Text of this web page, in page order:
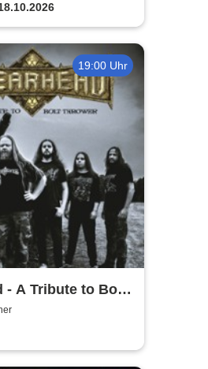
19:00 Uhr
- A Tribute to Bolt